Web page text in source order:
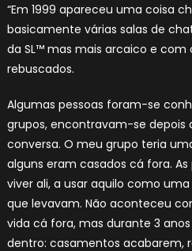
“Em 1999 apareceu uma coisa
basicamente várias salas de
da SL™ mas mais arcaico e
rebuscados.
Algumas pessoas foram-se
grupos, encontravam-se depois
conversa. O meu grupo teria
alguns eram casados cá fora.
viver ali, a usar aquilo como
que levavam. Não aconteceu
vida cá fora, mas durante 3
dentro: casamentos acabarem,